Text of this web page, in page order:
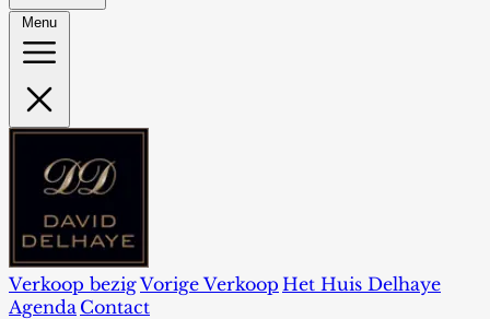
Menu
Verkoop bezigVorige Verkoop Het Huis Delhaye
Agenda Contact